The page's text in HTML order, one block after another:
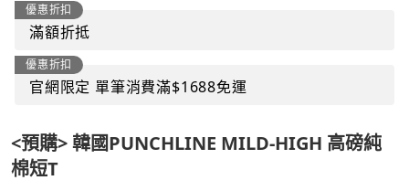
優惠折扣
滿額折抵
優惠折扣
官網限定 單筆消費滿$1688免運
<預購> 韓國PUNCHLINE MILD-HIGH 高磅純
棉短T